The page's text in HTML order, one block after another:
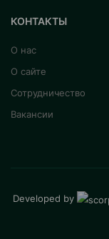
КОНТАКТЫ
О нас
О сайте
Сотрудничество
Вакансии
Developed by